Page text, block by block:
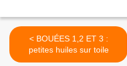
< BOUÉES 1,2 ET 3 :
petites huiles sur toile